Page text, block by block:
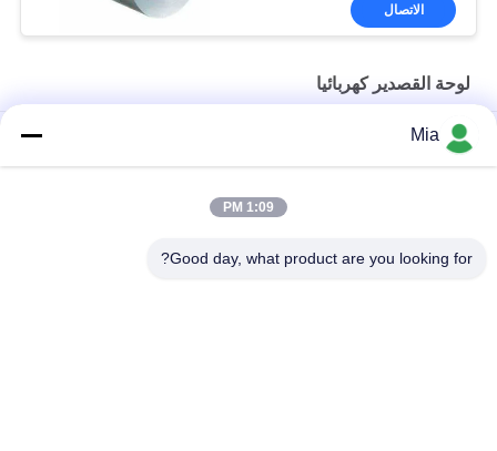
الاتصال
لوحة القصدير كهربائيا
صفائح صفيح إلكتروليتية من الدرجة MR لتصنيع علب الطعام
لفائف الصفيح الكهربائي للتغليف الصناعي | مقاومة للصدأ
Mia
1:09 PM
Good day, what product are you looking for?